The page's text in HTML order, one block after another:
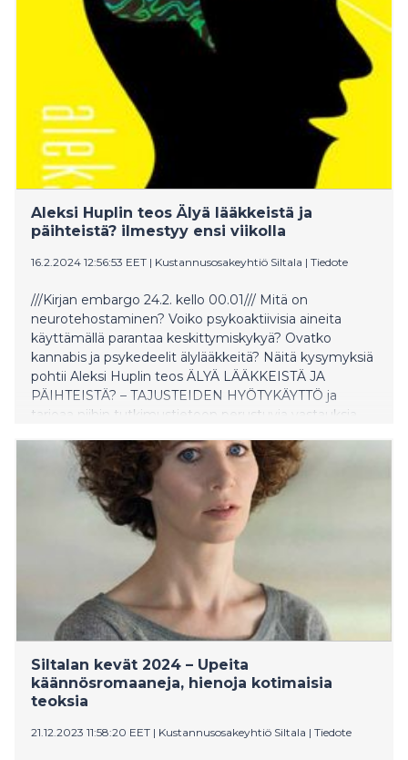
terapiaa mielenterveyden hoidossa. Tapahtumassa
kuultiin myös alan asiantuntijoita, lääkäreitä ja
Aleksi Huplin teos Älyä lääkkeistä ja
päihteistä? ilmestyy ensi viikolla
16.2.2024 12:56:53 EET | Kustannusosakeyhtiö Siltala | Tiedote
///Kirjan embargo 24.2. kello 00.01/// Mitä on
neurotehostaminen? Voiko psykoaktiivisia aineita
käyttämällä parantaa keskittymiskykyä? Ovatko
kannabis ja psykedeelit älylääkkeitä? Näitä kysymyksiä
pohtii Aleksi Huplin teos ÄLYÄ LÄÄKKEISTÄ JA
PÄIHTEISTÄ? – TAJUSTEIDEN HYÖTYKÄYTTÖ ja
tarjoaa niihin tutkimustietoon perustuvia vastauksia.
Siltalan kevät 2024 – Upeita
käännösromaaneja, hienoja kotimaisia
teoksia
21.12.2023 11:58:20 EET | Kustannusosakeyhtiö Siltala | Tiedote